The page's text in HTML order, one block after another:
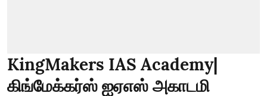
KingMakers IAS Academy|
கிங்மேக்கர்ஸ் ஐஏஎஸ் அகாடமி